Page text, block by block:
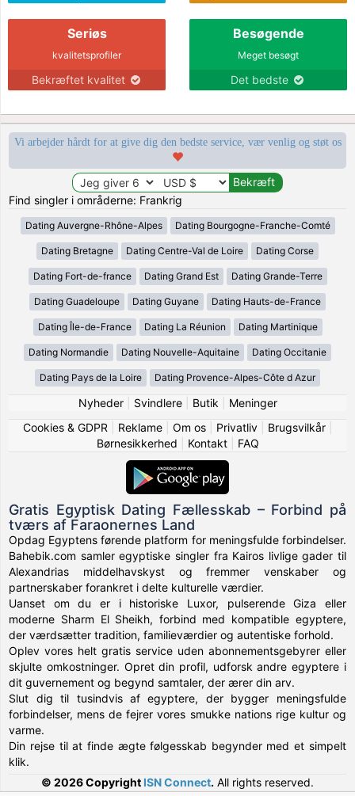
Seriøs
kvalitetsprofiler
Bekræftet kvalitet
Besøgende
Meget besøgt
Det bedste
Vi arbejder hårdt for at give dig den bedste service, vær venlig og støt os
Find singler i områderne: Frankrig
Dating Auvergne-Rhône-Alpes Dating Bourgogne-Franche-Comté
Dating Bretagne Dating Centre-Val de Loire Dating Corse
Dating Fort-de-france Dating Grand Est Dating Grande-Terre
Dating Guadeloupe Dating Guyane Dating Hauts-de-France
Dating Île-de-France Dating La Réunion Dating Martinique
Dating Normandie Dating Nouvelle-Aquitaine Dating Occitanie
Dating Pays de la Loire Dating Provence-Alpes-Côte d Azur
Nyheder| Svindlere| Butik
Meninger
Cookies & GDPR
Reklame| Om os| Privatliv| Brugsvilkår|
Børnesikkerhed
Kontakt| FAQ
Gratis Egyptisk Dating Fællesskab – Forbind på
tværs af Faraonernes Land
Opdag Egyptens førende platform for meningsfulde forbindelser.
Bahebik.com samler egyptiske singler fra Kairos livlige gader til
Alexandrias middelhavskyst og fremmer venskaber og
partnerskaber forankret i delte kulturelle værdier.
Uanset om du er i historiske Luxor, pulserende Giza eller
moderne Sharm El Sheikh, forbind med kompatible egyptere,
der værdsætter tradition, familieværdier og autentiske forhold.
Oplev vores helt gratis service uden abonnementsgebyrer eller
skjulte omkostninger. Opret din profil, udforsk andre egyptere i
dit guvernement og begynd samtaler, der ærer din arv.
Slut dig til tusindvis af egyptere, der bygger meningsfulde
forbindelser, mens de fejrer vores smukke nations rige kultur og
varme.
Din rejse til at finde ægte følgesskab begynder med et simpelt
klik.
© 2026 Copyright ISN Connect. All rights reserved.